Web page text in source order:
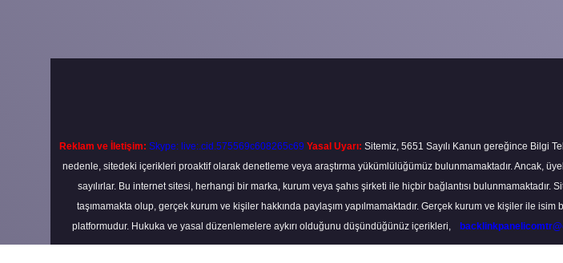
Reklam ve İletişim: Skype: live:.cid.575569c608265c69 Yasal Uyarı: Sitemiz, 5651 Sayılı Kanun gereğince Bilgi
nedenle, sitedeki içerikleri proaktif olarak denetleme veya araştırma yükümlülüğümüz bulunmamaktadır. Ancak,
sayılırlar. Bu internet sitesi, herhangi bir marka, kurum veya şahıs şirketi ile hiçbir bağlantısı
taşımamakta olup, gerçek kurum ve kişiler hakkında paylaşım yapılmamaktadır. Gerçek kurum ve kişiler ile
platformudur. Hukuka ve yasal düzenlemelere aykırı olduğunu düşündüğünüz içerikleri,